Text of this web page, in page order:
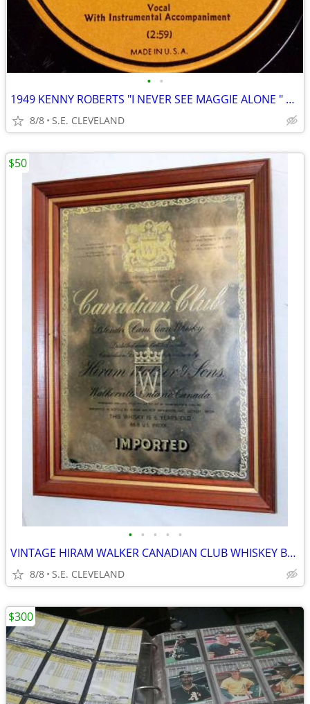
• •
1949 KENNY ROBERTS "I NEVER SEE MAGGIE ALONE " 78 rpm RECORD
8/8 S.E. CLEVELAND
• • • • •
VINTAGE HIRAM WALKER CANADIAN CLUB WHISKEY BAR MIRROR
8/8 S.E. CLEVELAND
$50
$300